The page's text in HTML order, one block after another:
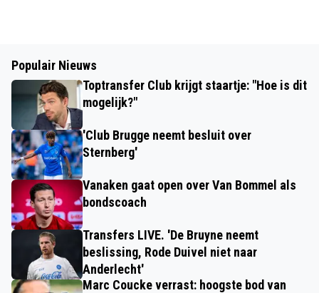
Populair Nieuws
Toptransfer Club krijgt staartje: "Hoe is dit
mogelijk?"
'Club Brugge neemt besluit over
Sternberg'
Vanaken gaat open over Van Bommel als
bondscoach
Transfers LIVE. 'De Bruyne neemt
beslissing, Rode Duivel niet naar
Anderlecht'
Marc Coucke verrast: hoogste bod van